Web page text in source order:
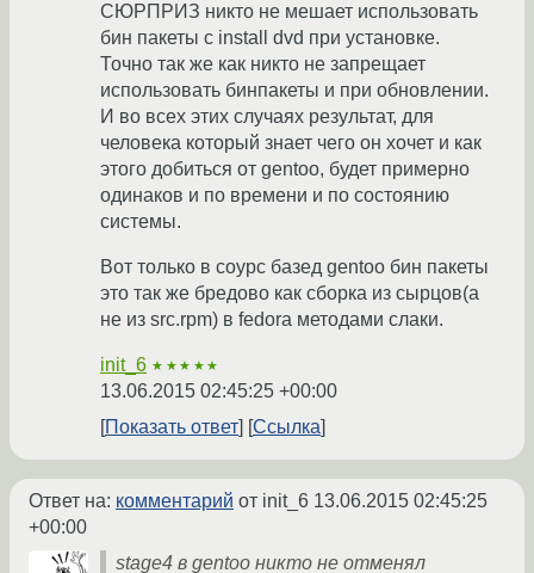
СЮРПРИЗ никто не мешает использовать
бин пакеты с install dvd при установке.
Точно так же как никто не запрещает
использовать бинпакеты и при обновлении.
И во всех этих случаях результат, для
человека который знает чего он хочет и как
этого добиться от gentoo, будет примерно
одинаков и по времени и по состоянию
системы.
Вот только в соурс базед gentoo бин пакеты
это так же бредово как сборка из сырцов(а
не из src.rpm) в fedora методами слаки.
init_6 ★★★★★
13.06.2015 02:45:25 +00:00
Показать ответ
Ссылка
Ответ на: комментарий от init_6 13.06.2015 02:45:25
+00:00
stage4 в gentoo никто не отменял